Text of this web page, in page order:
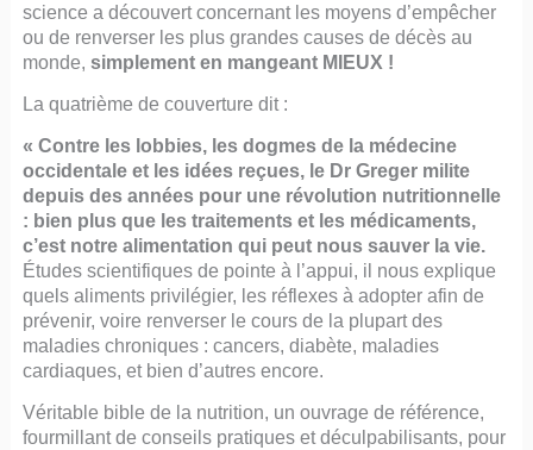
science a découvert concernant les moyens d’empêcher
ou de renverser les plus grandes causes de décès au
monde, simplement en mangeant MIEUX !
La quatrième de couverture dit :
« Contre les lobbies, les dogmes de la médecine
occidentale et les idées reçues, le Dr Greger milite
depuis des années pour une révolution nutritionnelle
: bien plus que les traitements et les médicaments,
c’est notre alimentation qui peut nous sauver la vie.
Études scientifiques de pointe à l’appui, il nous explique
quels aliments privilégier, les réflexes à adopter afin de
prévenir, voire renverser le cours de la plupart des
maladies chroniques : cancers, diabète, maladies
cardiaques, et bien d’autres encore.
Véritable bible de la nutrition, un ouvrage de référence,
fourmillant de conseils pratiques et déculpabilisants, pour